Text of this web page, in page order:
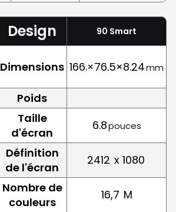
Design 90 Smart
Dimensions 166.×76.5×8.24mm
Poids
Taille
d'écran
6.8pouces
Définition
de l'écran
2412 x 1080
Nombre de
couleurs
16,7 M